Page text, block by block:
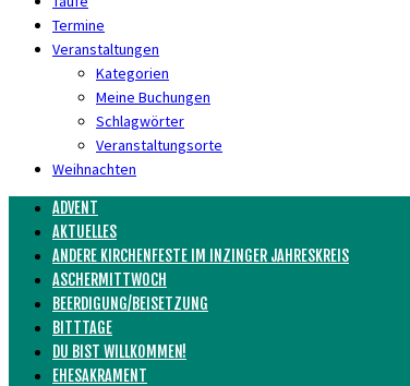
Termine
Veranstaltungen
Kategorien
Meine Buchungen
Schlagwörter
Veranstaltungsorte
Weihnachten
ADVENT
AKTUELLES
ANDERE KIRCHENFESTE IM INZINGER JAHRESKREIS
ASCHERMITTWOCH
BEERDIGUNG/BEISETZUNG
BITTTAGE
DU BIST WILLKOMMEN!
EHESAKRAMENT